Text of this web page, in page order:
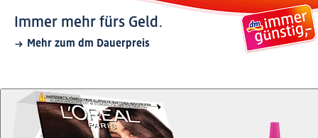
Immer mehr fürs Geld.
Mehr zum dm Dauerpreis